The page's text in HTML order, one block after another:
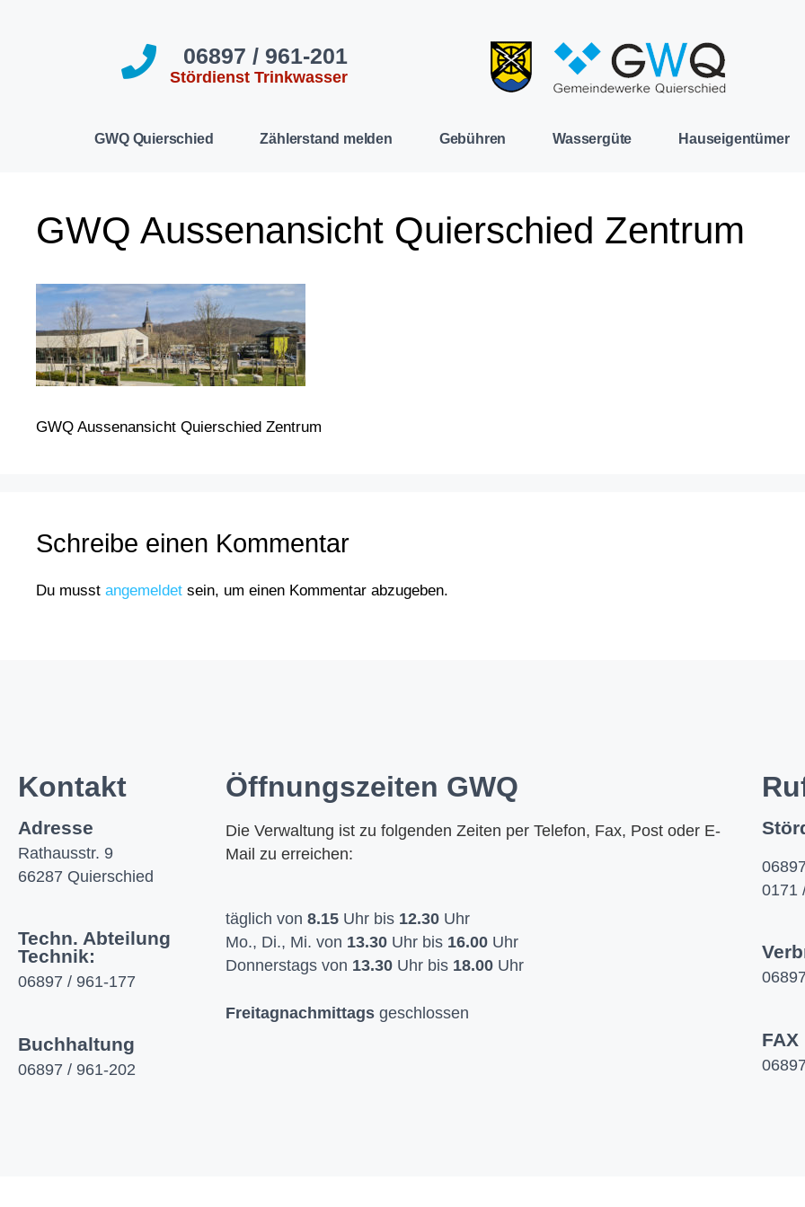
06897 / 961-201
Stördienst Trinkwasser
GWQ Quierschied Zählerstand melden Gebühren Wassergüte Hauseigentümer
GWQ Aussenansicht Quierschied Zentrum
GWQ Aussenansicht Quierschied Zentrum
Schreibe einen Kommentar
Du musst angemeldet sein, um einen Kommentar abzugeben.
Kontakt
Adresse
Rathausstr. 9
66287 Quierschied
Techn. Abteilung
Technik:
06897 / 961-177
Buchhaltung
06897 / 961-202
Öffnungszeiten GWQ
Die Verwaltung ist zu folgenden Zeiten per Telefon, Fax, Post oder E-
Mail zu erreichen:
täglich von 8.15 Uhr bis 12.30 Uhr
Mo., Di., Mi. von 13.30 Uhr bis 16.00 Uhr
Donnerstags von 13.30 Uhr bis 18.00 Uhr
Freitagnachmittags geschlossen
0171
FAX